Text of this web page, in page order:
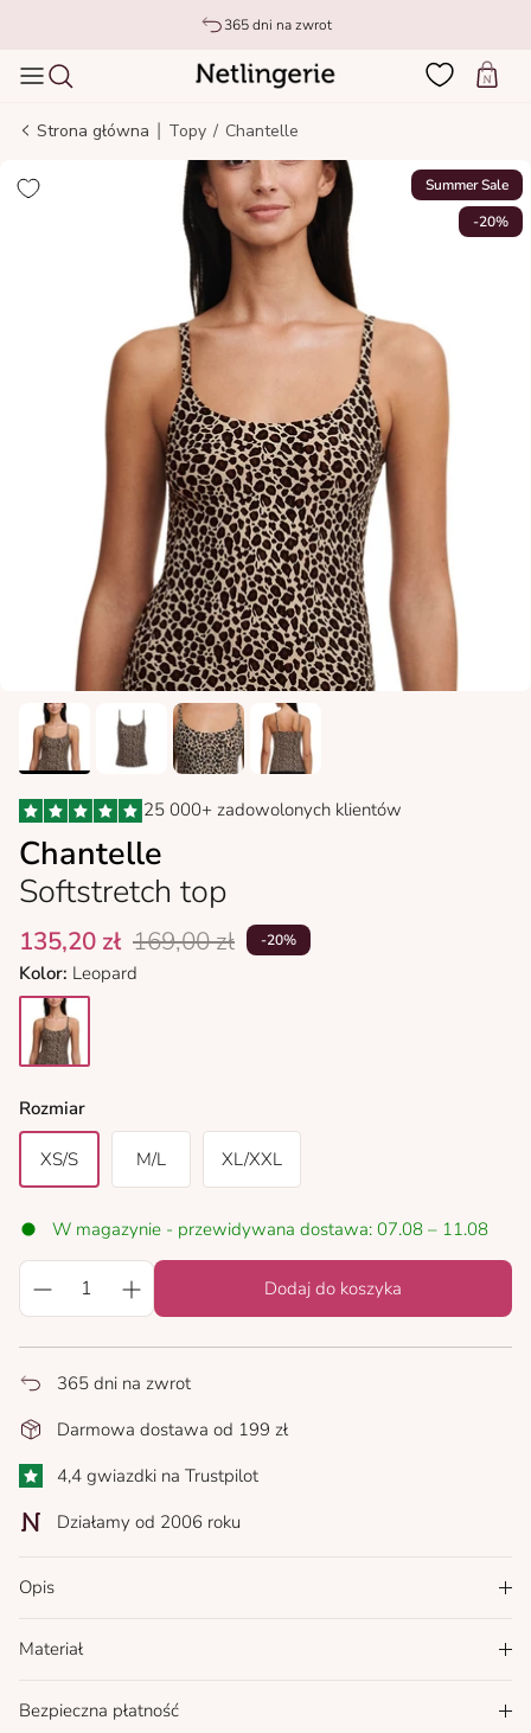
365 dni na zwrot
Wózek
Strona główna | Topy / Chantelle
Summer Sale
-20%
25 000+ zadowolonych klientów
Chantelle
Softstretch top
135,20 zł 169,00 zł -20%
Kolor: Leopard
Rozmiar
XS/S M/L XL/XXL
W magazynie - przewidywana dostawa: 07.08 – 11.08
Dodaj do koszyka
365 dni na zwrot
Darmowa dostawa od 199 zł
4,4 gwiazdki na Trustpilot
Działamy od 2006 roku
Opis
Materiał
Bezpieczna płatność